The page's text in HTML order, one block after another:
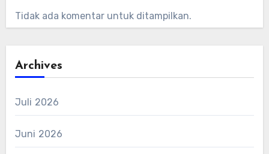
Tidak ada komentar untuk ditampilkan.
Archives
Juli 2026
Juni 2026